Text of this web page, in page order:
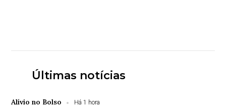
Últimas notícias
Alívio no Bolso Há 1 hora